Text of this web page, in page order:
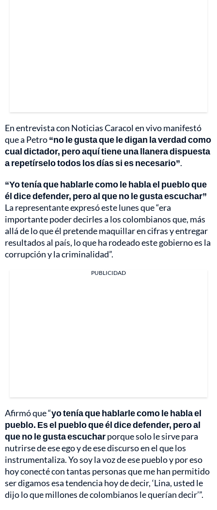
En entrevista con Noticias Caracol en vivo manifestó
que a Petro“no le gusta que le digan la verdad como
cual dictador, pero aquí tiene una llanera dispuesta
a repetírselo todos los días si es necesario”.
“Yo tenía que hablarle como le habla el pueblo que
él dice defender, pero al que no le gusta escuchar”
La representante expresó este lunes que “era
importante poder decirles a los colombianos que, más
allá de lo que él pretende maquillar en cifras y entregar
resultados al país, lo que ha rodeado este gobierno es la
corrupción y la criminalidad”.
PUBLICIDAD
Afirmó que “yo tenía que hablarle como le habla el
pueblo. Es el pueblo que él dice defender, pero al
que no le gusta escucharporque solo le sirve para
nutrirse de ese ego y de ese discurso en el que los
instrumentaliza. Yo soy la voz de ese pueblo y por eso
hoy conecté con tantas personas que me han permitido
ser digamos esa tendencia hoy de decir, ‘Lina, usted le
dijo lo que millones de colombianos le querían decir’”.